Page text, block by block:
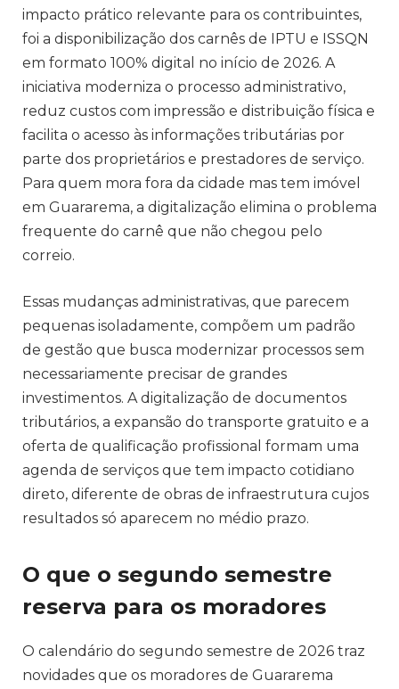
impacto prático relevante para os contribuintes,
foi a disponibilização dos carnês de IPTU e ISSQN
em formato 100% digital no início de 2026. A
iniciativa moderniza o processo administrativo,
reduz custos com impressão e distribuição física e
facilita o acesso às informações tributárias por
parte dos proprietários e prestadores de serviço.
Para quem mora fora da cidade mas tem imóvel
em Guararema, a digitalização elimina o problema
frequente do carnê que não chegou pelo
correio.
Essas mudanças administrativas, que parecem
pequenas isoladamente, compõem um padrão
de gestão que busca modernizar processos sem
necessariamente precisar de grandes
investimentos. A digitalização de documentos
tributários, a expansão do transporte gratuito e a
oferta de qualificação profissional formam uma
agenda de serviços que tem impacto cotidiano
direto, diferente de obras de infraestrutura cujos
resultados só aparecem no médio prazo.
O que o segundo semestre
reserva para os moradores
O calendário do segundo semestre de 2026 traz
novidades que os moradores de Guararema